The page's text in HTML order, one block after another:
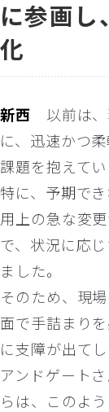
に参画し
化
新西 以前は
に、迅速かつ
課題を抱えてい
特に、予期で
用上の急な変
で、状況に応
ました。
そのため、現
面で手詰まり
に支障が出て
アンドゲート
らは、このよ